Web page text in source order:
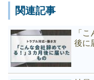
関連記事
「
後に